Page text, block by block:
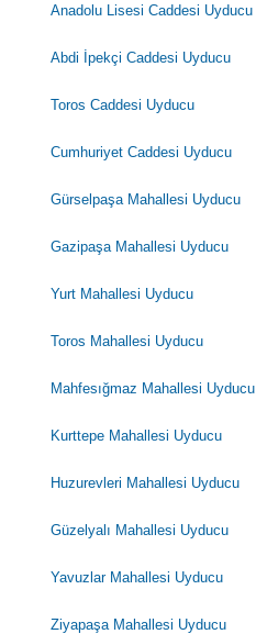
Anadolu Lisesi Caddesi Uyducu
Abdi İpekçi Caddesi Uyducu
Toros Caddesi Uyducu
Cumhuriyet Caddesi Uyducu
Gürselpaşa Mahallesi Uyducu
Gazipaşa Mahallesi Uyducu
Yurt Mahallesi Uyducu
Toros Mahallesi Uyducu
Mahfesığmaz Mahallesi Uyducu
Kurttepe Mahallesi Uyducu
Huzurevleri Mahallesi Uyducu
Güzelyalı Mahallesi Uyducu
Yavuzlar Mahallesi Uyducu
Ziyapaşa Mahallesi Uyducu